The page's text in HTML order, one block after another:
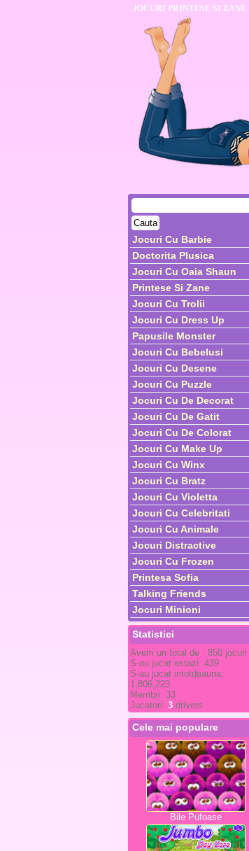
JOCURI PRINTESE SI ZANE
Jocuri Cu Barbie
Doctorita Plusica
Jocuri Cu Oaia Shaun
Printese Si Zane
Jocuri Cu Trolii
Jocuri Cu Dress Up
Papusile Monster
Jocuri Cu Bebelusi
Jocuri Cu Desene
Jocuri Cu Puzzle
Jocuri Cu De Decorat
Jocuri Cu De Gatit
Jocuri Cu De Colorat
Jocuri Cu Make Up
Jocuri Cu Winx
Jocuri Cu Bratz
Jocuri Cu Violetta
Jocuri Cu Celebritati
Jocuri Cu Animale
Jocuri Distractive
Jocuri Cu Frozen
Printesa Sofia
Talking Friends
Jocuri Minioni
Statistici
Avem un total de : 850 jocuri
S-au jucat astazi: 439
S-au jucat intotdeauna:
1,806,223
Membri: 33
Jucatori: 3 drivers
Cele mai populare
Bile Pufoase